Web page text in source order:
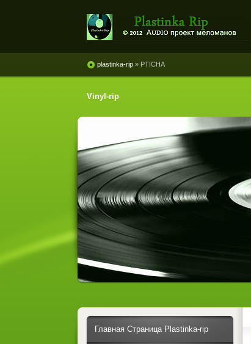
винила и магнитоальбомов
plastinka-rip » PTICHA
Vinyl-rip
Главная Страница Plastinka-rip